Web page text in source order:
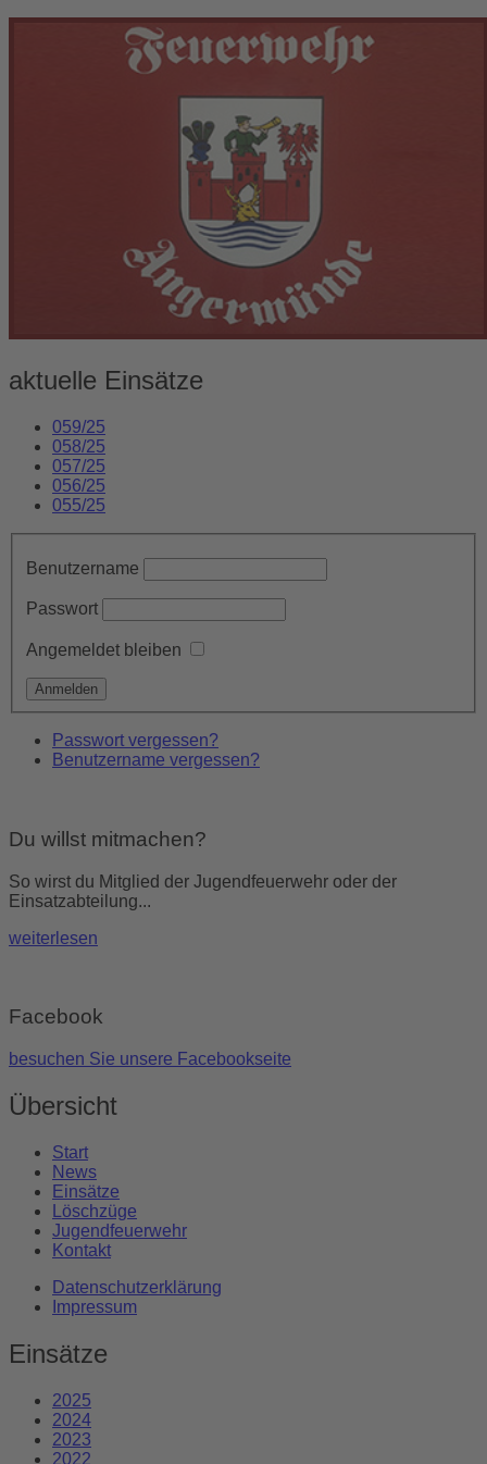
aktuelle Einsätze
059/25
058/25
057/25
056/25
055/25
Benutzername
Passwort
Angemeldet bleiben
Passwort vergessen?
Benutzername vergessen?
Du willst mitmachen?
So wirst du Mitglied der Jugendfeuerwehr oder der
Einsatzabteilung...
weiterlesen
Facebook
besuchen Sie unsere Facebookseite
Übersicht
Start
News
Einsätze
Löschzüge
Jugendfeuerwehr
Kontakt
Datenschutzerklärung
Impressum
Einsätze
2025
2024
2023
2022